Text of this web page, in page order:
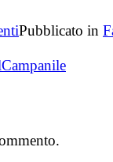
Pubblicato in